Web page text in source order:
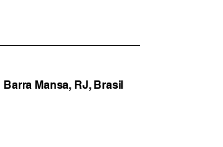
Barra Mansa, RJ, Brasil